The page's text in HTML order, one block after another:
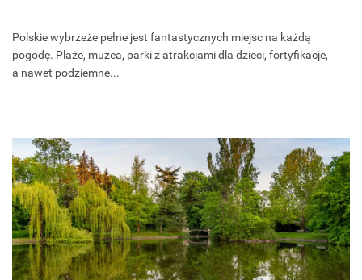
Polskie wybrzeże pełne jest fantastycznych miejsc na każdą
pogodę. Plaże, muzea, parki z atrakcjami dla dzieci, fortyfikacje,
a nawet podziemne...